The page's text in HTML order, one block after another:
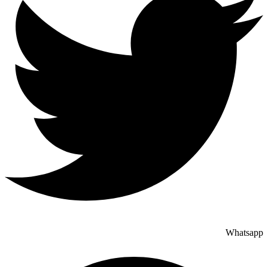
Whatsapp